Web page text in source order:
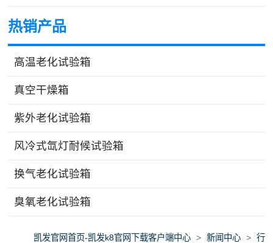
热销产品
高温老化试验箱
真空干燥箱
紫外老化试验箱
风冷式氙灯耐候试验箱
换气老化试验箱
臭氧老化试验箱
凯发官网首页-凯发k8官网下载客户端中心 > 新闻中心 > 行